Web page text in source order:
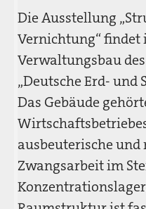
Die Ausstellung
Vernichtung“
Verwaltungsbau
„Deutsche Erd- und
Das Gebäude
ausbeuterische und
Zwangsarbeit im